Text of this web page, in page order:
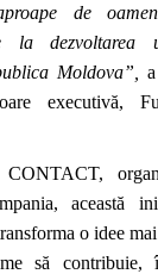
de
la dezvoltarea
Moldova”
executivă,
CONTACT,
această
o idee
să